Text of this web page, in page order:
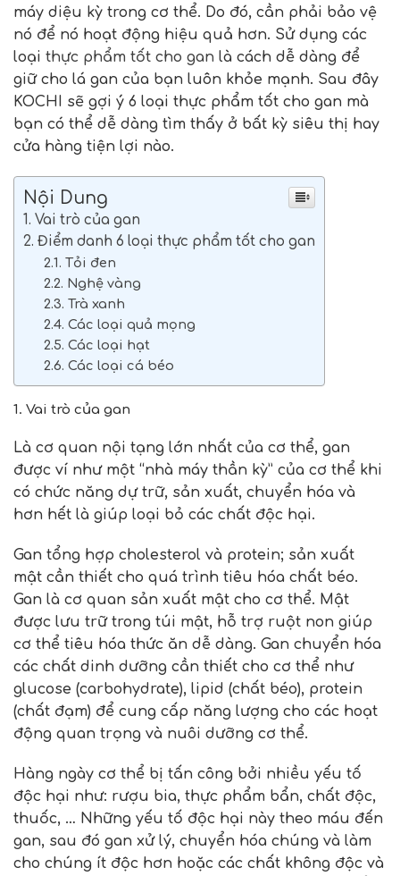
máy diệu kỳ trong cơ thể. Do đó, cần phải bảo vệ
nó để nó hoạt động hiệu quả hơn. Sử dụng các
loại thực phẩm tốt cho gan là cách dễ dàng để
giữ cho lá gan của bạn luôn khỏe mạnh. Sau đây
KOCHI sẽ gợi ý 6 loại thực phẩm tốt cho gan mà
bạn có thể dễ dàng tìm thấy ở bất kỳ siêu thị hay
cửa hàng tiện lợi nào.
Nội Dung
1. Vai trò của gan
2. Điểm danh 6 loại thực phẩm tốt cho gan
2.1. Tỏi đen
2.2. Nghệ vàng
2.3. Trà xanh
2.4. Các loại quả mọng
2.5. Các loại hạt
2.6. Các loại cá béo
1. Vai trò của gan
Là cơ quan nội tạng lớn nhất của cơ thể, gan
được ví như một “nhà máy thần kỳ” của cơ thể khi
có chức năng dự trữ, sản xuất, chuyển hóa và
hơn hết là giúp loại bỏ các chất độc hại.
Gan tổng hợp cholesterol và protein; sản xuất
mật cần thiết cho quá trình tiêu hóa chất béo.
Gan là cơ quan sản xuất mật cho cơ thể. Mật
được lưu trữ trong túi mật, hỗ trợ ruột non giúp
cơ thể tiêu hóa thức ăn dễ dàng. Gan chuyển hóa
các chất dinh dưỡng cần thiết cho cơ thể như
glucose (carbohydrate), lipid (chất béo), protein
(chất đạm) để cung cấp năng lượng cho các hoạt
động quan trọng và nuôi dưỡng cơ thể.
Hàng ngày cơ thể bị tấn công bởi nhiều yếu tố
độc hại như: rượu bia, thực phẩm bẩn, chất độc,
thuốc, … Những yếu tố độc hại này theo máu đến
gan, sau đó gan xử lý, chuyển hóa chúng và làm
cho chúng ít độc hơn hoặc các chất không độc và